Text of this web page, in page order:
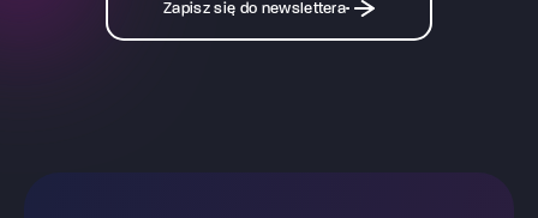
Zapisz się do newslettera